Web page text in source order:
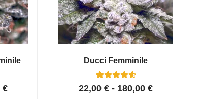
€
Ducci Femminile
Valutato
4.67
6
22,00 € - 180,00 €